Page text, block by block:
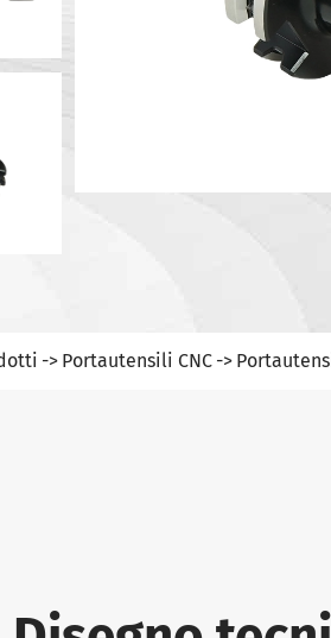
DIN
DIN
Portautensili CNC